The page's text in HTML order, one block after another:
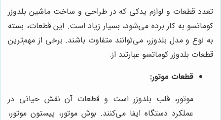
تعدد قطعات و لوازم یدکی که در طراحی و ساخت ماشین بلدوزر
کوماتسو به کار برده می‌شود، بسیار زیاد است. این قطعات، بسته
به نوع و مدل بلدوزر، می‌توانند متفاوت باشند. برخی از مهم‌ترین
قطعات بلدوزر کوماتسو عبارتند از:
قطعات موتور:
موتور، قلب بلدوزر است و قطعات آن نقش حیاتی در
عملکرد دستگاه ایفا می‌کنند. بوش موتور، پیستون موتور،